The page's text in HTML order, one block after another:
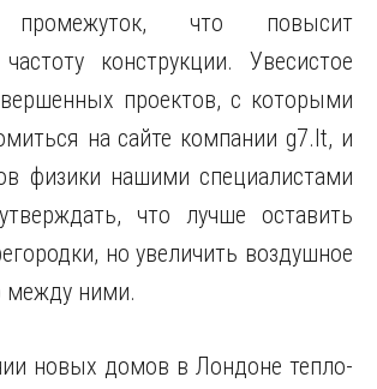
промежуток, что повысит
конструкции. Увесистое
проектов, с которыми
на сайте компании g7.lt, и
физики нашими специалистами
что лучше оставить
но увеличить воздушное
между ними.
новых домов в Лондоне тепло-